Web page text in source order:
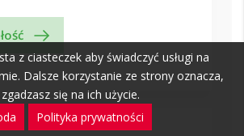
z ciasteczek aby świadczyć usługi na
Dalsze korzystanie ze strony oznacza,
się na ich użycie.
Polityka prywatności